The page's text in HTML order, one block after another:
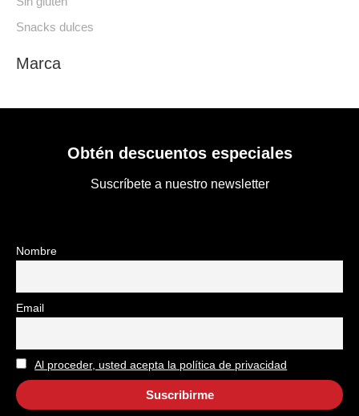
Snacks dulces
Marca
Obtén descuentos especiales
Suscríbete a nuestro newsletter
Nombre
Email
Al proceder, usted acepta la política de privacidad